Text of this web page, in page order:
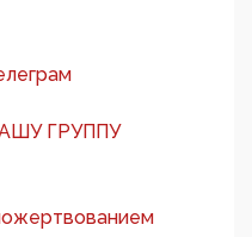
ГРУППУ